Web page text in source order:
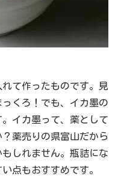
て作ったものです。見
くろ！でも、イカ墨の
イカ墨って、薬として
薬売りの県富山だから
しれません。瓶詰にな
点もおすすめです。